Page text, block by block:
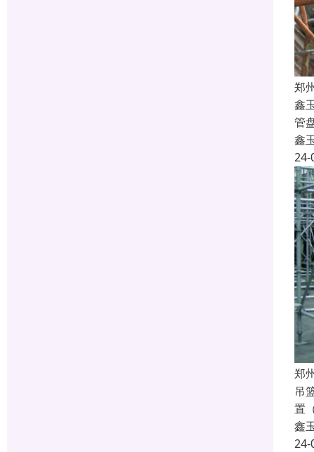
郑
鑫
管
鑫
24-
郑
吊
置
鑫
24-